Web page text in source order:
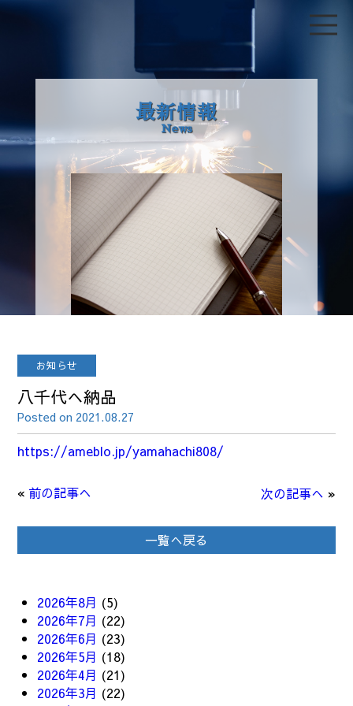
最新情報
News
お知らせ
八千代へ納品
Posted on 2021.08.27
https://ameblo.jp/yamahachi808/
« 前の記事へ 次の記事へ »
一覧へ戻る
2026年8月 (5)
2026年7月 (22)
2026年6月 (23)
2026年5月 (18)
2026年4月 (21)
2026年3月 (22)